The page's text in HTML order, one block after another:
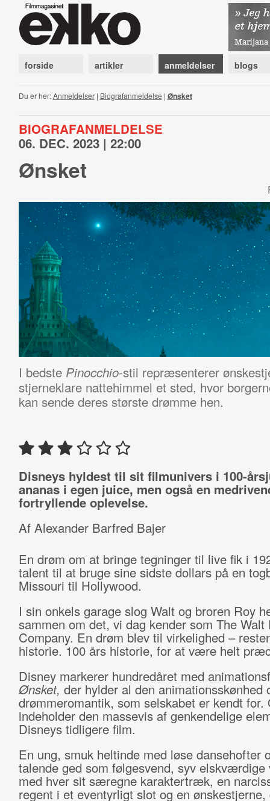
forside artikler anmeldelser blogs
Du er her:Anmeldelser| Biografanmeldelse | Ønsket
BIOGRAFANMELDELSE
06. DEC. 2023 | 22:00
Ønsket
I bedste Pinocchio-stil repræsenterer
stjerneklare nattehimmel et sted, hvor
kan sende deres største drømme hen.
Disneys hyldest til sit filmunivers i 100-
ananas i egen juice, men også en
fortryllende oplevelse.
Af Alexander Barfred Bajer
En drøm om at bringe tegninger til live fik i
talent til at bruge sine sidste dollars på en
Missouri til Hollywood.
I sin onkels garage slog Walt og broren Roy
sammen om det, vi dag kender som The Walt
Company. En drøm blev til virkelighed –
historie. 100 års historie, for at være helt
Disney markerer hundredåret med
Ønsket, der hylder al den animationsskønhed
drømmeromantik, som selskabet er kendt for.
indeholder den massevis af genkendelige
Disneys tidligere film.
En ung, smuk heltinde med løse dansehofter
talende ged som følgesvend, syv elskværdige
med hver sit særegne karaktertræk, en
regent i et eventyrligt slot og en ønskestjerne,